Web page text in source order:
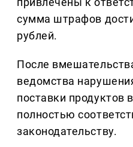
сумма штрафов
рублей.
После
ведомства
поставки продуктов
полностью
законодательству.